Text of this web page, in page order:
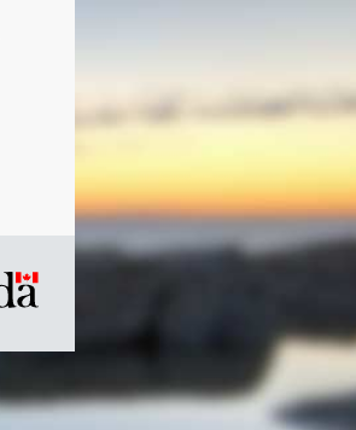
/
Symbole
gouvernement